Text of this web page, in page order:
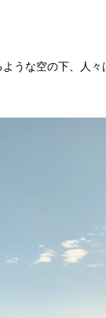
うな空の下、人